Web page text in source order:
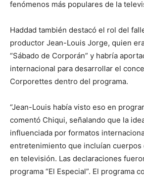
fenómenos más populares de la
Haddad también destacó el rol del
productor Jean-Louis Jorge, quien
“Sábado de Corporán” y habría
internacional para desarrollar el
Corporettes dentro del programa.
“Jean-Louis había visto eso en
comentó Chiqui, señalando que la
influenciada por formatos
entretenimiento que incluían cuerpos
en televisión. Las declaraciones
programa “El Especial”. El programa